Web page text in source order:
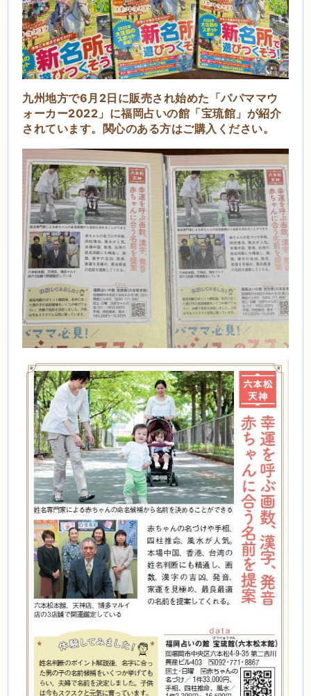
九州地方で6月2日に販売され始めた「パパママウ
ォーカー2022」に福岡占いの館「宝琉館」が紹介
されています。関心のある方はご購入ください。